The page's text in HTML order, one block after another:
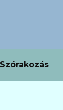
Szórakozás